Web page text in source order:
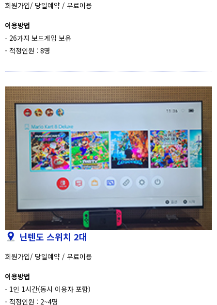
회원가입/ 당일예약 / 무료이용
이용방법
- 26가지 보드게임 보유
- 적정인원 : 8명
닌텐도 스위치 2대
회원가입/ 당일예약 / 무료이용
이용방법
- 1인 1시간(동시 이용자 포함)
- 적정인원 : 2~4명